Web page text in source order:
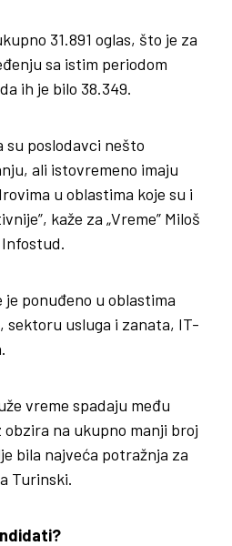
31.891 oglas, što je za
sa istim periodom
ih je bilo 38.349.
su poslodavci nešto
ali istovremeno imaju
u oblastima koje su i
kaže za „Vreme” Miloš
je ponuđeno u oblastima
sektoru usluga i zanata, IT-
vreme spadaju među
na ukupno manji broj
bila najveća potražnja za
Turinski.